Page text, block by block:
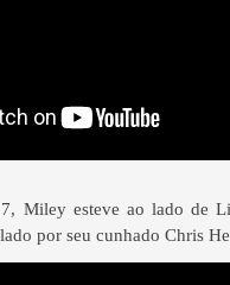
Miley esteve ao lado de
por seu cunhado Chris